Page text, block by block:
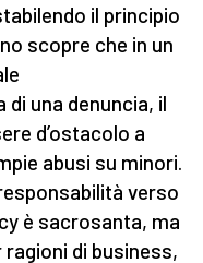
il principio
scopre che in un
una denuncia, il
d’ostacolo a
abusi su minori.
verso
è sacrosanta, ma
di business,